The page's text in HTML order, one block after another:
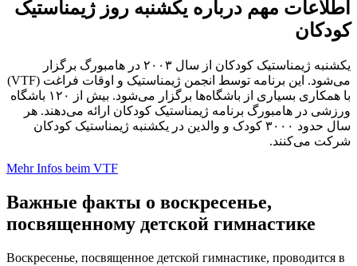
اطلاعات مهم درباره یکشنبه روز ژیمناستیک
کودکان
یکشنبه ژیمناستیک کودکان از سال ۲۰۰۳ در هامبورگ برگزار
می‌شود. این برنامه توسط انجمن ژیمناستیک و اوقات فراغت (VTF)
با همکاری بسیاری از باشگاه‌ها برگزار می‌شود. بیش از ۱۲۰
باشگاه
ورزشی در هامبورگ برنامه ژیمناستیک کودکان ارائه می‌دهند. هر
سال حدود ۳۰۰۰ کودک
و والدین در یکشنبه ژیمناستیک کودکان
شرکت می‌کنند.
Mehr Infos beim VTF
Важные факты о воскресенье,
посвященному детской гимнастике
Воскресенье, посвященное детской гимнастике, проводится в